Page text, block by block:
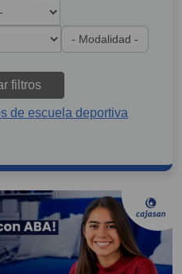
filtros
de escuela deportiva